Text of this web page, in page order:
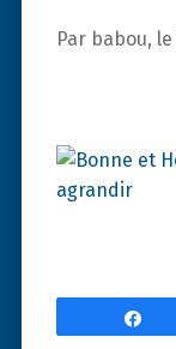
Par babou, le